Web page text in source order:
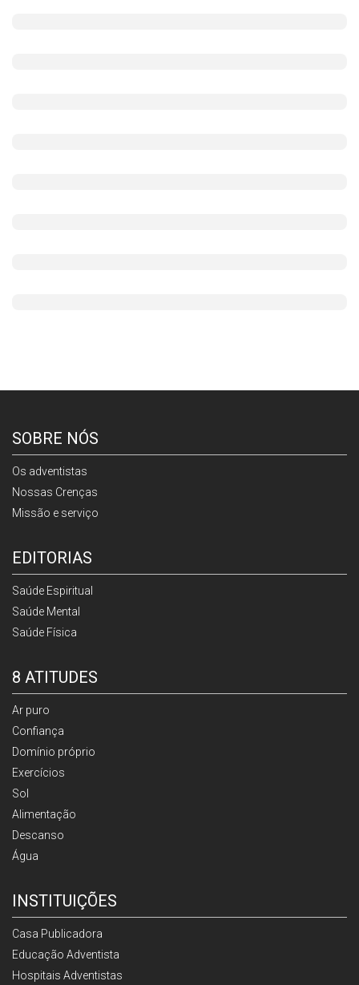
SOBRE NÓS
Os adventistas
Nossas Crenças
Missão e serviço
EDITORIAS
Saúde Espiritual
Saúde Mental
Saúde Física
8 ATITUDES
Ar puro
Confiança
Domínio próprio
Exercícios
Sol
Alimentação
Descanso
Água
INSTITUIÇÕES
Casa Publicadora
Educação Adventista
Hospitais Adventistas